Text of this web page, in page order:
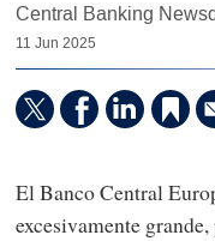
Central Banking
11 Jun 2025
El Banco Central
excesivamente